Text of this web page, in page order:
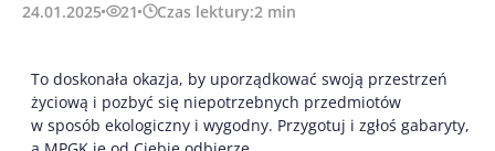
24.01.2025 21 Czas lektury:2 min
To doskonała okazja, by uporządkować swoją przestrzeń
życiową i pozbyć się niepotrzebnych przedmiotów
w sposób ekologiczny i wygodny. Przygotuj i zgłoś gabaryty,